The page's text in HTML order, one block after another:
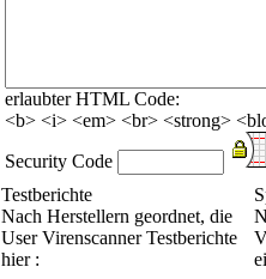
erlaubter HTML Code:
<b> <i> <em> <br> <strong>
Security Code
Testberichte
Nach Herstellern geordnet, die
User Virenscanner Testberichte
hier :